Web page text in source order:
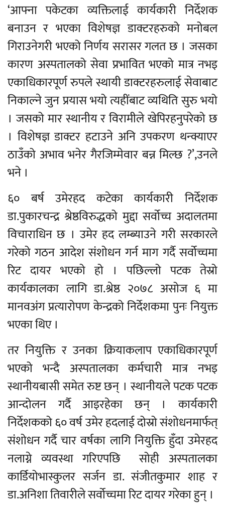
‘आफ्ना पकेटका व्यक्तिलाई कार्यकारी निर्देशक
बनाउन र भएका विशेषज्ञ डाक्टरहरुको मनोबल
गिराउनेगरी भएको निर्णय सरासर गलत छ । जसका
कारण अस्पतालको सेवा प्रभावित भएको मात्र नभइ
एकाधिकारपूर्ण रुपले स्थायी डाक्टरहरुलाई सेवाबाट
निकाल्ने जुन प्रयास भयो त्यहींबाट व्यथिति सुरु भयो
। जसको मार स्थानीय र विरामीले खेपिरहनुपरेको छ
। विशेषज्ञ डाक्टर हटाउने अनि उपकरण थन्क्याएर
ठाउँको अभाव भनेर गैरजिम्मेवार बन्न मिल्छ ?’,उनले
भने ।
६० बर्ष उमेरहद कटेका कार्यकारी निर्देशक
डा.पुकारचन्द्र श्रेष्ठविरुद्धको मुद्दा सर्वोच्च अदालतमा
विचाराधिन छ । उमेर हद लम्ब्याउने गरी सरकारले
गरेको गठन आदेश संशोधन गर्न माग गर्दै सर्वोच्चमा
रिट दायर भएको हो । पछिल्लो पटक तेस्रो
कार्यकालका लागि डा.श्रेष्ठ २०७८ असोज ६ मा
मानवअंग प्रत्यारोपण केन्द्रको निर्देशकमा पुनः नियुक्त
भएका थिए ।
तर नियुक्ति र उनका क्रियाकलाप एकाधिकारपूर्ण
भएको भन्दै अस्पतालका कर्मचारी मात्र नभइ
स्थानीयबासी समेत रुष्ट छन् । स्थानीयले पटक पटक
आन्दोलन गर्दै आइरहेका छन् । कार्यकारी
निर्देशकको ६० वर्ष उमेर हदलाई दोस्रो संशोधनमार्फत्
संशोधन गर्दै चार वर्षका लागि नियुक्ति हुँदा उमेरहद
नलाग्ने व्यवस्था गरिएपछि सोही अस्पतालका
कार्डियोभास्कुलर सर्जन डा. संजीतकुमार शाह र
डा.अनिशा तिवारीले सर्वोच्चमा रिट दायर गरेका हुन् ।